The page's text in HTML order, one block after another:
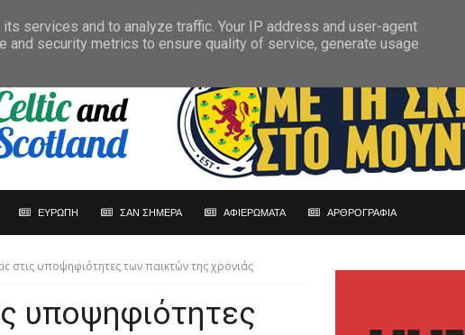
ΕΥΡΩΠΗ ΣΑΝ ΣΗΜΕΡΑ ΑΦΙΕΡΩΜΑΤΑ ΑΡΘΡΟΓΡΑΦΙΑ
στις υποψηφιότητες των παικτών της χρονιάς
υποψηφιότητες
services and to analyze traffic. Your IP address and user-agent
and security metrics to ensure quality of service, generate usage